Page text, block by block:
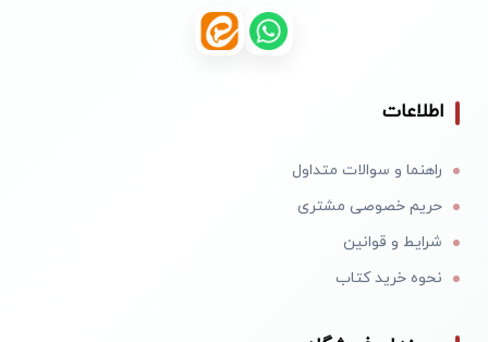
اطلاعات
راهنما و سوالات متداول
حریم خصوصی مشتری
شرایط و قوانین
نحوه خرید کتاب